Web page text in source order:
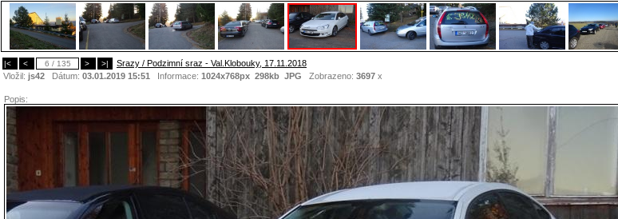
|< < 6 / 135 > >|
Srazy / Podzimní sraz - Val.Klobouky, 17.11.2018
Vložil: js42 Dátum: 03.01.2019 15:51 Informace: 1024x768px 298kb JPG Zobrazeno: 3697 x
Popis: